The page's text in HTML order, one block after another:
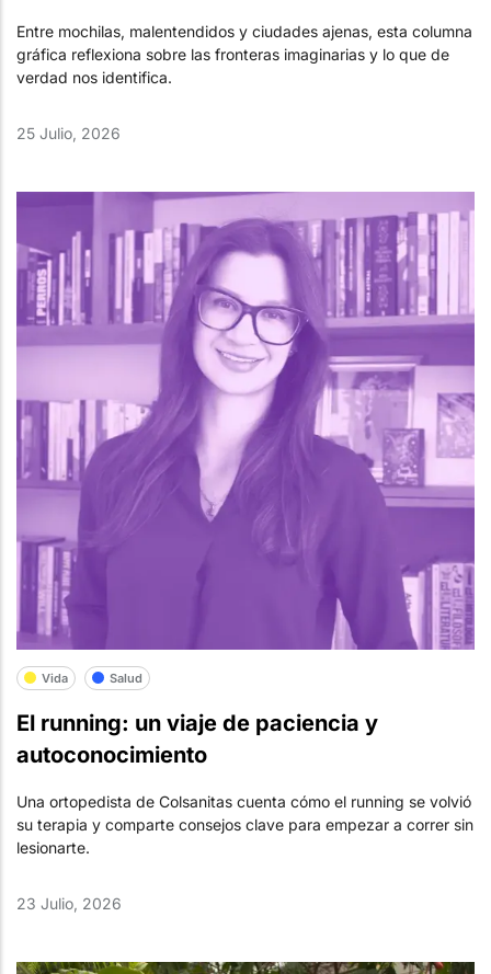
Entre mochilas, malentendidos y ciudades ajenas, esta columna
gráfica reflexiona sobre las fronteras imaginarias y lo que de
verdad nos identifica.
25 Julio, 2026
Vida Salud
El running: un viaje de paciencia y
autoconocimiento
Una ortopedista de Colsanitas cuenta cómo el running se volvió
su terapia y comparte consejos clave para empezar a correr sin
lesionarte.
23 Julio, 2026